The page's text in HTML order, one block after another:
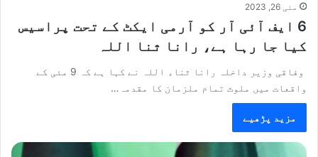
مئی 26, 2023
6 ایف آئی آر کو آرمی ایکٹ کے تحت پراسیس
کیا جا رہا ہے، رانا ثنا اللہ
وفاقی وزیر داخلہ رانا ثناء اللہ نے کہا ہے کہ 9 مئی کے
واقعات میں ملوث تمام ملزمان کا مقدمہ…
مزید پڑھیے